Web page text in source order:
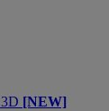
[NEW]